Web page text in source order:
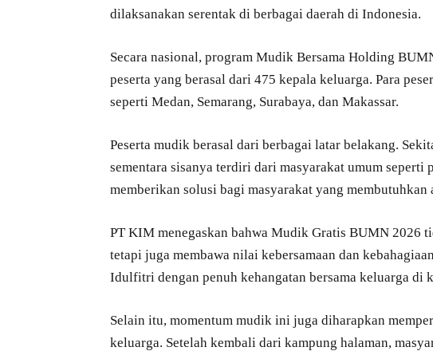
dilaksanakan serentak di berbagai daerah di Indonesia.
Secara nasional, program Mudik Bersama Holding
peserta yang berasal dari 475 kepala keluarga. Para
seperti Medan, Semarang, Surabaya, dan Makassar.
Peserta mudik berasal dari berbagai latar belakang.
sementara sisanya terdiri dari masyarakat umum seperti
memberikan solusi bagi masyarakat yang
PT KIM menegaskan bahwa Mudik Gratis BUMN 2026
tetapi juga membawa nilai kebersamaan dan
Idulfitri dengan penuh kehangatan bersama keluarga di
Selain itu, momentum mudik ini juga diharapkan
keluarga. Setelah kembali dari kampung halaman,